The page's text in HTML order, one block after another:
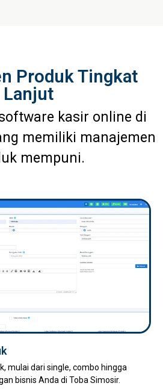
Produk Tingkat
Lanjut
kasir online di
memiliki manajemen
mempuni.
mulai dari single, combo hingga
bisnis Anda di Toba Simosir.